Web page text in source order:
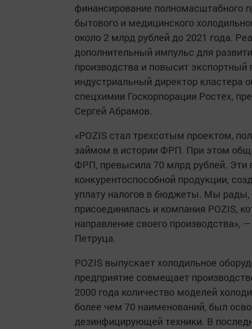
финансирование полномасштабного
бытового и медицинского
около 2 млрд рублей до 2021 года.
дополнительный импульс для
производства и повысит экспортный
индустриальный директор кластера
спецхимии Госкорпорации Ростех,
Сергей Абрамов.
«POZIS стал трехсотым проектом,
займом в истории ФРП. При этом
ФРП, превысила 70 млрд рублей. Эти
конкурентоспособной продукции,
уплату налогов в бюджеты. Мы
присоединилась и компания POZIS,
направление своего
Петруца.
POZIS выпускает холодильное
предприятие совмещает
2000 года количество моделей
более чем 70 наименований, был
дезинфицирующей техники. В